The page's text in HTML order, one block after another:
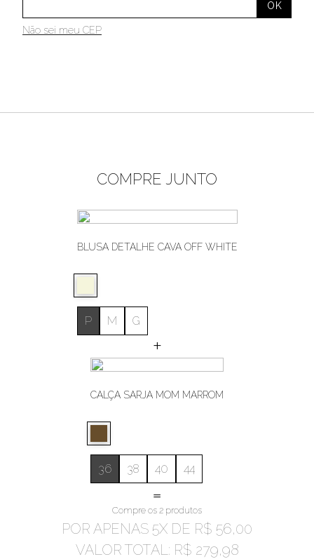
Não sei meu CEP
COMPRE JUNTO
BLUSA DETALHE CAVA OFF WHITE
P M G
+
CALÇA SARJA MOM MARROM
36 38 40 44
=
Compre os 2 produtos
POR APENAS 5X DE R$ 56,00
VALOR TOTAL: R$ 279,98